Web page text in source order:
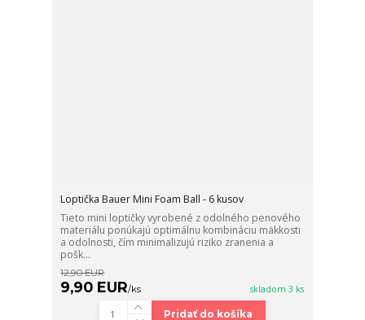
Loptička Bauer Mini Foam Ball - 6 kusov
Tieto mini loptičky vyrobené z odolného penového
materiálu ponúkajú optimálnu kombináciu mäkkosti
a odolnosti, čím minimalizujú riziko zranenia a
pošk...
12,90 EUR
9,90 EUR/ks skladom 3 ks
Pridať do košíka